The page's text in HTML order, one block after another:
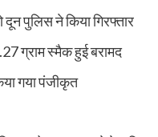
दून पुलिस ने किया गिरफ्तार
ग्राम स्मैक हुई बरामद
गया पंजीकृत